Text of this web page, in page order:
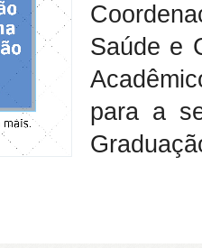
Saúde e
para a